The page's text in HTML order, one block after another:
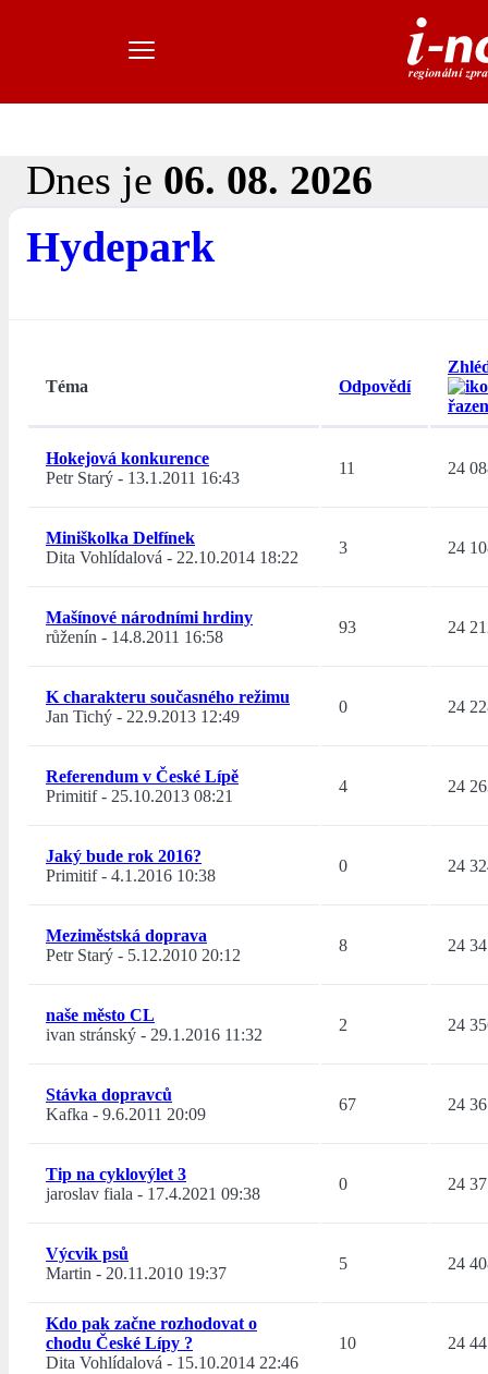
Dnes je 06. 08. 2026
Hydepark
Téma Odpovědí
Hokejová konkurence
Petr Starý - 13.1.2011 16:43
11 24
Miniškolka Delfínek
Dita Vohlídalová - 22.10.2014 18:22
3 24
Mašínové národními hrdiny
růženín - 14.8.2011 16:58
93 24
K charakteru současného režimu
Jan Tichý - 22.9.2013 12:49
0 24
Referendum v České Lípě
Primitif- 25.10.2013 08:21
4 24
Jaký bude rok 2016?
Primitif- 4.1.2016 10:38
0 24
Meziměstská doprava
Petr Starý - 5.12.2010 20:12
8 24
naše město CL
ivan stránský - 29.1.2016 11:32
2 24
Stávka dopravců
Kafka - 9.6.2011 20:09
67 24
Tip na cyklovýlet 3
jaroslav fiala - 17.4.2021 09:38
0 24
Výcvik psů
Martin - 20.11.2010 19:37
5 24
Kdo pak začne rozhodovat o
chodu České Lípy ?
Dita Vohlídalová - 15.10.2014 22:46
10 24